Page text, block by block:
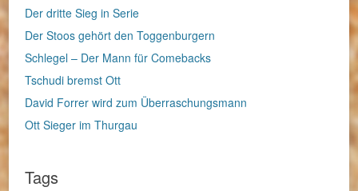
Der dritte Sieg in Serie
Der Stoos gehört den Toggenburgern
Schlegel – Der Mann für Comebacks
Tschudi bremst Ott
David Forrer wird zum Überraschungsmann
Ott Sieger im Thurgau
Tags